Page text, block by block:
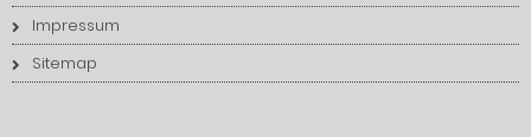
Impressum
Sitemap